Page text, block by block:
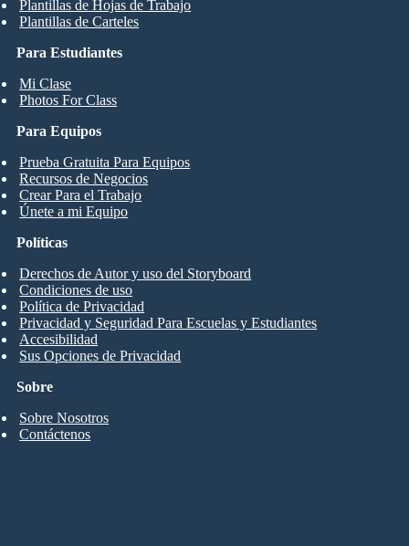
Para Estudiantes
Mi Clase
Photos For Class
Plantillas de Hojas de Trabajo
Plantillas de Carteles
Para Equipos
Prueba Gratuita Para Equipos
Recursos de Negocios
Crear Para el Trabajo
Únete a mi Equipo
Sobre
Sobre Nosotros
Contáctenos
Políticas
Derechos de Autor y uso del Storyboard
Condiciones de uso
Política de Privacidad
Privacidad y Seguridad Para Escuelas y Estudiantes
Accesibilidad
Sus Opciones de Privacidad